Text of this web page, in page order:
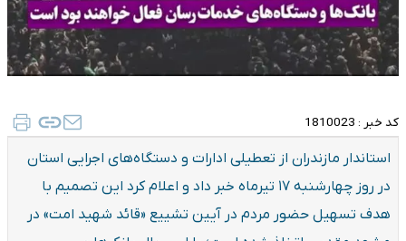
کد خبر : 1810023
استاندار مازندران از تعطیلی ادارات و دستگاه‌های اجرایی استان
در روز چهارشنبه ۱۷ تیرماه خبر داد و اعلام کرد این تصمیم با
هدف تسهیل حضور مردم در آیین تشییع «قائد شهید امت» در